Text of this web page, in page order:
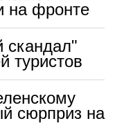
на фронте
скандал"
туристов
сюрприз на